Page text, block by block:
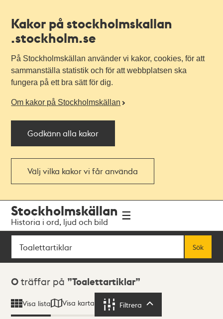
Kakor på stockholmskallan
.stockholm.se
På Stockholmskällan använder vi kakor, cookies, för att
sammanställa statistik och för att webbplatsen ska
fungera på ett bra sätt för dig.
Om kakor på Stockholmskällan
Godkänn alla kakor
Välj vilka kakor vi får använda
navigationen
huvudinnehållet
Stockholmskällan
Historia i ord, ljud och bild
Sök
Sök
Sökresultat
0 träffar på Toalettartiklar
Visa lista Visa karta Filtrera